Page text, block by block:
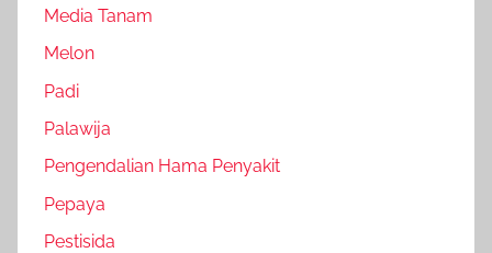
Media Tanam
Melon
Padi
Palawija
Pengendalian Hama Penyakit
Pepaya
Pestisida